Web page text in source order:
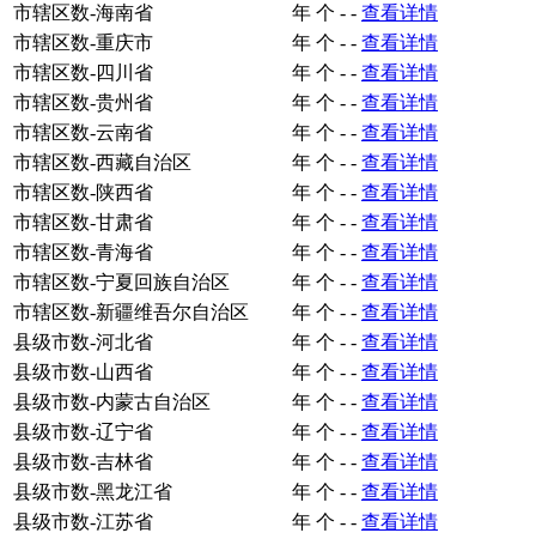
市辖区数-海南省
年 个 - - 查看详情
市辖区数-重庆市
年 个 - - 查看详情
市辖区数-四川省
年 个 - - 查看详情
市辖区数-贵州省
年 个 - - 查看详情
市辖区数-云南省
年 个 - - 查看详情
市辖区数-西藏自治区
年 个 - - 查看详情
市辖区数-陕西省
年 个 - - 查看详情
市辖区数-甘肃省
年 个 - - 查看详情
市辖区数-青海省
年 个 - - 查看详情
市辖区数-宁夏回族自治区
年 个 - - 查看详情
市辖区数-新疆维吾尔自治区
年 个 - - 查看详情
县级市数-河北省
年 个 - - 查看详情
县级市数-山西省
年 个 - - 查看详情
县级市数-内蒙古自治区
年 个 - - 查看详情
县级市数-辽宁省
年 个 - - 查看详情
县级市数-吉林省
年 个 - - 查看详情
县级市数-黑龙江省
年 个 - - 查看详情
县级市数-江苏省
年 个 - - 查看详情